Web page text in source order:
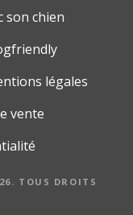
son chien
légales
vente
TOUS DROITS